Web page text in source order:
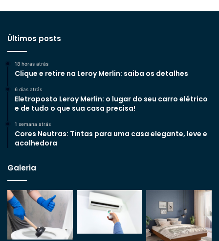
Últimos posts
18 horas atrás
Clique e retire na Leroy Merlin: saiba os detalhes
6 dias atrás
Eletroposto Leroy Merlin: o lugar do seu carro elétrico
e de tudo o que sua casa precisa!
1 semana atrás
Cores Neutras: Tintas para uma casa elegante, leve e
acolhedora
Galeria